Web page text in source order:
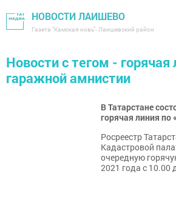
НОВОСТИ ЛАИШЕВО
Газета "Камская новь"- Лаишевский район
Новости с тегом - горячая
гаражной амнистии
В Татарстане
горячая линия по
Росреестр
Кадастровой
очередную
2021 года с 10.00